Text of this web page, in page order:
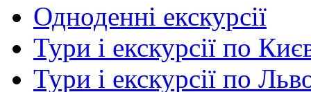
Одноденні екскурсії
Тури і екскурсії по
Тури і екскурсії по